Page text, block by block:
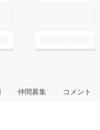
仲間募集 コメント